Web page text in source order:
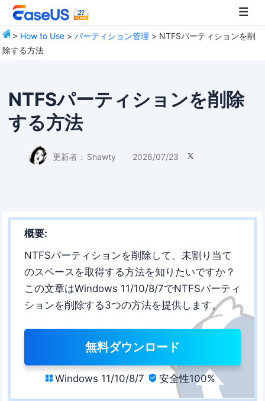
> How to Use >パーティション管理 > NTFSパーティションを削
除する方法
NTFSパーティションを削除
する方法
更新者： Shawty 2026/07/23 
概要:
NTFSパーティションを削除して、未割り当て
のスペースを取得する方法を知りたいですか？
この文章はWindows 11/10/8/7でNTFSパーティ
ションを削除する3つの方法を提供します。
無料ダウンロード
 Windows 11/10/8/7  安全性100%